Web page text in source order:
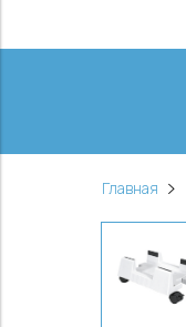
Главная